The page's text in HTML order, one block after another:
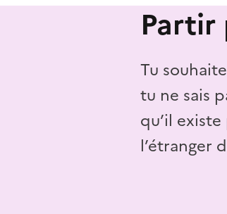
Partir
Tu
tu ne sais
qu’il existe
l’étranger